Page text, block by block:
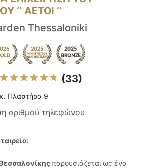
‘’ ΑΕΤΟΙ ‘’
Thessaloniki
(33)
Πλαστήρα 9
αριθμού τηλεφώνου
παρουσιάζεται ως ένα